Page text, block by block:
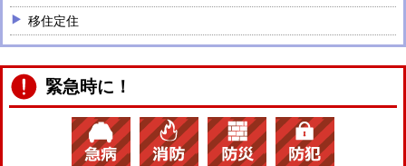
移住定住
緊急時に！